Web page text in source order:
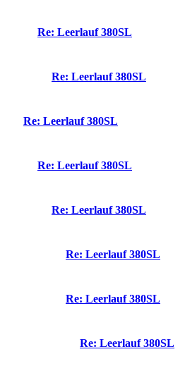
Re: Leerlauf 380SL
Re: Leerlauf 380SL
Re: Leerlauf 380SL
Re: Leerlauf 380SL
Re: Leerlauf 380SL
Re: Leerlauf 380SL
Re: Leerlauf 380SL
Re: Leerlauf 380SL